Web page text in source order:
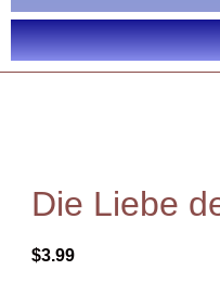
Die Liebe
$3.99